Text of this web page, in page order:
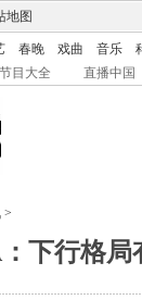
地图
春晚 戏曲 音乐
节目大全 直播中国
>
下行格